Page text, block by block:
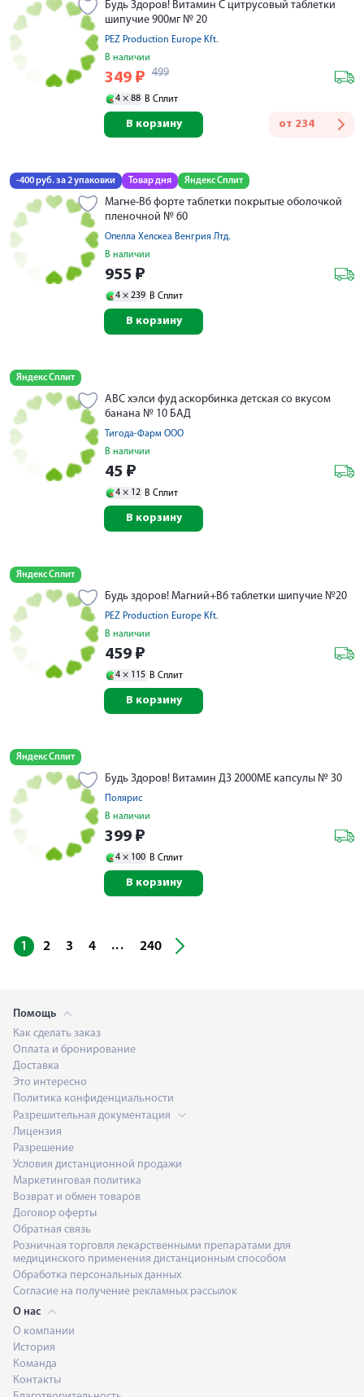
Будь Здоров! Витамин С цитрусовый таблетки
шипучие 900мг № 20
PEZ Production Europe Kft.
В наличии
349 ₽ 499
4 × 88 В Сплит
от 234
В корзину
-400 руб. за 2 упаковки Товар дня Яндекс Сплит
Магне-В6 форте таблетки покрытые оболочкой
пленочной № 60
Опелла Хелскеа Венгрия Лтд.
В наличии
955 ₽
4 × 239 В Сплит
В корзину
Яндекс Сплит
АВС хэлси фуд аскорбинка детская со вкусом
банана № 10 БАД
Тигода-Фарм ООО
В наличии
45 ₽
4 × 12 В Сплит
В корзину
Яндекс Сплит
Будь здоров! Магний+В6 таблетки шипучие №20
PEZ Production Europe Kft.
В наличии
459 ₽
4 × 115 В Сплит
В корзину
Яндекс Сплит
Будь Здоров! Витамин Д3 2000МЕ капсулы № 30
Полярис
В наличии
399 ₽
4 × 100 В Сплит
В корзину
1 2 3 4 ... 240
Помощь
Как сделать заказ
Оплата и бронирование
Доставка
Это интересно
Политика конфиденциальности
Разрешительная документация
Лицензия
Разрешение
Условия дистанционной продажи
Маркетинговая политика
Возврат и обмен товаров
Договор оферты
Обратная связь
Розничная торговля лекарственными препаратами для
медицинского применения дистанционным способом
Обработка персональных данных
Согласие на получение рекламных рассылок
О нас
О компании
История
Команда
Контакты